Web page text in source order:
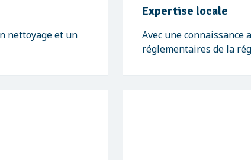
nettoyage et un
Expertise locale
Avec une
réglementaires de la